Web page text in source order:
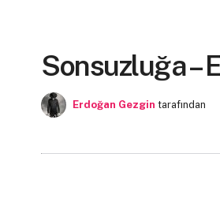
Sonsuzluğa –
Erdoğan Gezgin tarafından